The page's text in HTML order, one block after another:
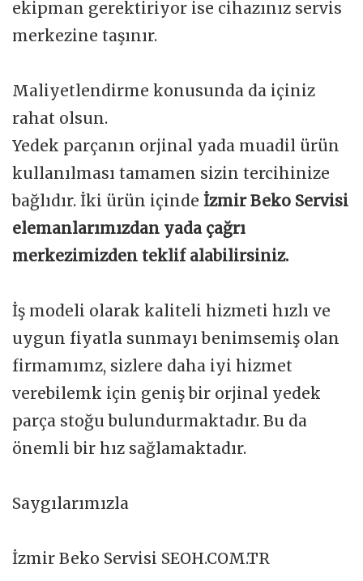
ekipman gerektiriyor ise cihazınız servis
merkezine taşınır.
Maliyetlendirme konusunda da içiniz
rahat olsun.
Yedek parçanın orjinal yada muadil ürün
kullanılması tamamen sizin tercihinize
bağlıdır. İki ürün içinde İzmir Beko Servisi
elemanlarımızdan yada çağrı
merkezimizden teklif alabilirsiniz.
İş modeli olarak kaliteli hizmeti hızlı ve
uygun fiyatla sunmayı benimsemiş olan
firmamımz, sizlere daha iyi hizmet
verebilemk için geniş bir orjinal yedek
parça stoğu bulundurmaktadır. Bu da
önemli bir hız sağlamaktadır.
Saygılarımızla
İzmir Beko Servisi SEOH.COM.TR